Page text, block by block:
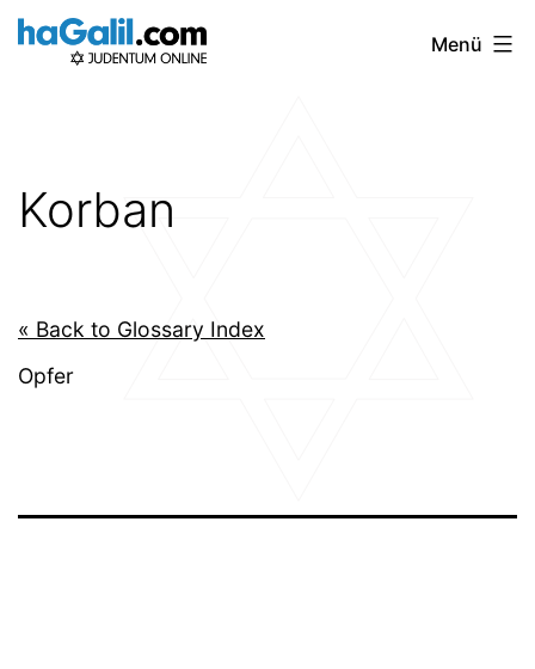
Zum
Inhalt
Menü
Korban
« Back to Glossary Index
Opfer